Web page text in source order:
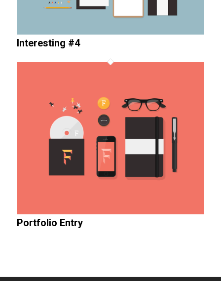
Interesting #4
Portfolio Entry